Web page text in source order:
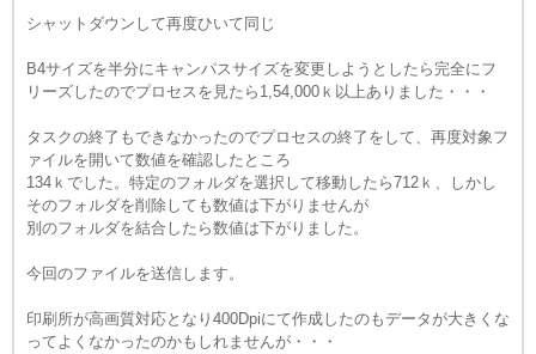
シャットダウンして再度ひいて同じ
B4サイズを半分にキャンパスサイズを変更しようとしたら完全にフ
リーズしたのでプロセスを見たら1,54,000ｋ以上ありました・・・
タスクの終了もできなかったのでプロセスの終了をして、再度対象フ
ァイルを開いて数値を確認したところ
134ｋでした。特定のフォルダを選択して移動したら712ｋ、しかし
そのフォルダを削除しても数値は下がりませんが
別のフォルダを結合したら数値は下がりました。
今回のファイルを送信します。
印刷所が高画質対応となり400Dpiにて作成したのもデータが大きくな
ってよくなかったのかもしれませんが・・・